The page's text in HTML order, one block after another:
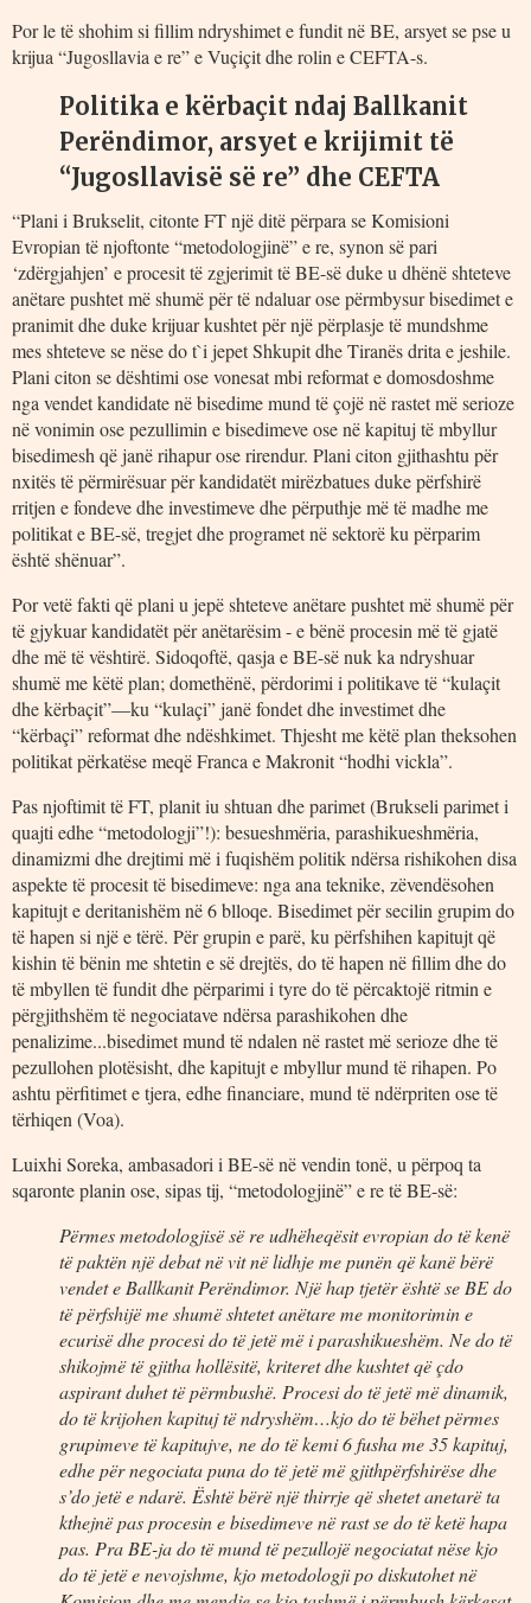
Por le të shohim si fillim ndryshimet e fundit në BE, arsyet se pse u
krijua “Jugosllavia e re” e Vuçiçit dhe rolin e CEFTA-s.
Politika e kërbaçit ndaj Ballkanit
Perëndimor, arsyet e krijimit të
“Jugosllavisë së re” dhe CEFTA
“Plani i Brukselit, citonte FT një ditë përpara se Komisioni
Evropian të njoftonte “metodologjinë” e re, synon së pari
‘zdërgjahjen’ e procesit të zgjerimit të BE-së duke u dhënë shteteve
anëtare pushtet më shumë për të ndaluar ose përmbysur bisedimet e
pranimit dhe duke krijuar kushtet për një përplasje të mundshme
mes shteteve se nëse do t`i jepet Shkupit dhe Tiranës drita e jeshile.
Plani citon se dështimi ose vonesat mbi reformat e domosdoshme
nga vendet kandidate në bisedime mund të çojë në rastet më serioze
në vonimin ose pezullimin e bisedimeve ose në kapituj të mbyllur
bisedimesh që janë rihapur ose rirendur. Plani citon gjithashtu për
nxitës të përmirësuar për kandidatët mirëzbatues duke përfshirë
rritjen e fondeve dhe investimeve dhe përputhje më të madhe me
politikat e BE-së, tregjet dhe programet në sektorë ku përparim
është shënuar”.
Por vetë fakti që plani u jepë shteteve anëtare pushtet më shumë për
të gjykuar kandidatët për anëtarësim - e bënë procesin më të gjatë
dhe më të vështirë. Sidoqoftë, qasja e BE-së nuk ka ndryshuar
shumë me këtë plan; domethënë, përdorimi i politikave të “kulaçit
dhe kërbaçit”—ku “kulaçi” janë fondet dhe investimet dhe
“kërbaçi” reformat dhe ndëshkimet. Thjesht me këtë plan theksohen
politikat përkatëse meqë Franca e Makronit “hodhi vickla”.
Pas njoftimit të FT, planit iu shtuan dhe parimet (Brukseli parimet i
quajti edhe “metodologji”!): besueshmëria, parashikueshmëria,
dinamizmi dhe drejtimi më i fuqishëm politik ndërsa rishikohen disa
aspekte të procesit të bisedimeve: nga ana teknike, zëvendësohen
kapitujt e deritanishëm në 6 blloqe. Bisedimet për secilin grupim do
të hapen si një e tërë. Për grupin e parë, ku përfshihen kapitujt që
kishin të bënin me shtetin e së drejtës, do të hapen në fillim dhe do
të mbyllen të fundit dhe përparimi i tyre do të përcaktojë ritmin e
përgjithshëm të negociatave ndërsa parashikohen dhe
penalizime...bisedimet mund të ndalen në rastet më serioze dhe të
pezullohen plotësisht, dhe kapitujt e mbyllur mund të rihapen. Po
ashtu përfitimet e tjera, edhe financiare, mund të ndërpriten ose të
tërhiqen (Voa).
Luixhi Soreka, ambasadori i BE-së në vendin tonë, u përpoq ta
sqaronte planin ose, sipas tij, “metodologjinë” e re të BE-së:
Përmes metodologjisë së re udhëheqësit evropian do të kenë
të paktën një debat në vit në lidhje me punën që kanë bërë
vendet e Ballkanit Perëndimor. Një hap tjetër është se BE do
të përfshijë me shumë shtetet anëtare me monitorimin e
ecurisë dhe procesi do të jetë më i parashikueshëm. Ne do të
shikojmë të gjitha hollësitë, kriteret dhe kushtet që çdo
aspirant duhet të përmbushë. Procesi do të jetë më dinamik,
do të krijohen kapituj të ndryshëm…kjo do të bëhet përmes
grupimeve të kapitujve, ne do të kemi 6 fusha me 35 kapituj,
edhe për negociata puna do të jetë më gjithpërfshirëse dhe
s’do jetë e ndarë. Është bërë një thirrje që shetet anetarë ta
kthejnë pas procesin e bisedimeve në rast se do të ketë hapa
pas. Pra BE-ja do të mund të pezullojë negociatat nëse kjo
do të jetë e nevojshme, kjo metodologji po diskutohet në